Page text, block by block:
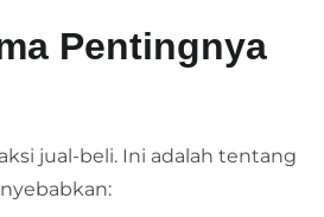
Pentingnya
jual-beli. Ini adalah tentang